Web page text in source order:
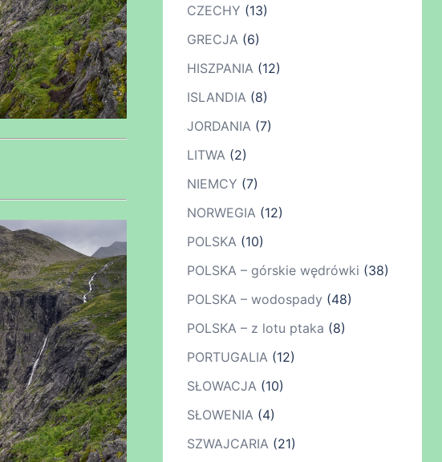
CZECHY (13)
GRECJA(6)
HISZPANIA(12)
ISLANDIA(8)
JORDANIA(7)
LITWA(2)
NIEMCY (7)
NORWEGIA(12)
POLSKA(10)
POLSKA – górskie wędrówki (38)
POLSKA – wodospady (48)
POLSKA – z lotu ptaka (8)
PORTUGALIA(12)
SŁOWACJA(10)
SŁOWENIA(4)
SZWAJCARIA(21)